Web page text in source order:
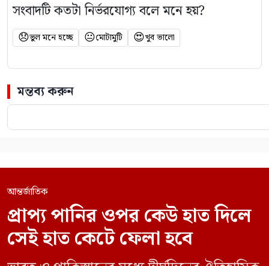
সংবাদটি কতটা নির্ভরযোগ্য বলে মনে হয়?
😞ভুল মনে হচ্ছে 😐মোটামুটি 😍খুব ভালো
মন্তব্য করুন
আন্তর্জাতিক
প্রাপ্য পানির ওপর কেউ হাত দিলে
সেই হাত কেটে ফেলা হবে